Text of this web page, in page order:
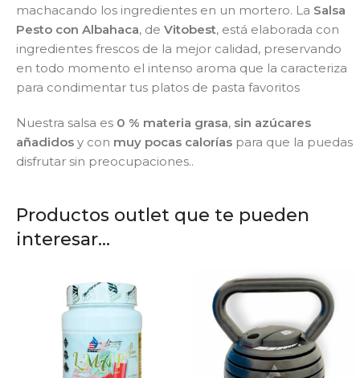
machacando los ingredientes en un mortero. La Salsa
Pesto con Albahaca, de Vitobest, está elaborada con
ingredientes frescos de la mejor calidad, preservando
en todo momento el intenso aroma que la caracteriza
para condimentar tus platos de pasta favoritos
Nuestra salsa es 0 % materia grasa, sin azúcares
añadidos y con muy pocas calorías para que la puedas
disfrutar sin preocupaciones..
Productos outlet que te pueden
interesar...